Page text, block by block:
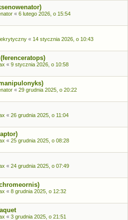
« 6 lutego 2026, o 15:54
« 14 stycznia 2026, o 10:43
« 9 stycznia 2026, o 10:58
« 29 grudnia 2025, o 20:22
« 26 grudnia 2025, o 11:04
« 25 grudnia 2025, o 08:28
« 24 grudnia 2025, o 07:49
« 8 grudnia 2025, o 12:32
« 3 grudnia 2025, o 21:51